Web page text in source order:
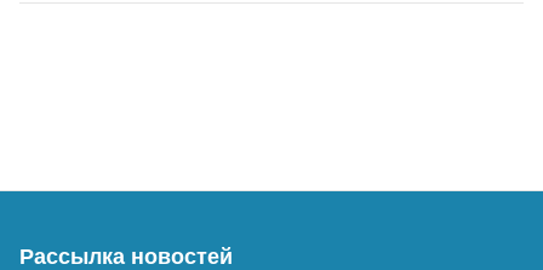
Рассылка новостей